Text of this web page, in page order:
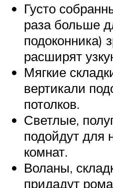
Густо
раза больше
подоконника)
расширят
Мягкие
вертикали
потолков.
Светлые,
подойдут для
комнат.
Воланы,
придадут